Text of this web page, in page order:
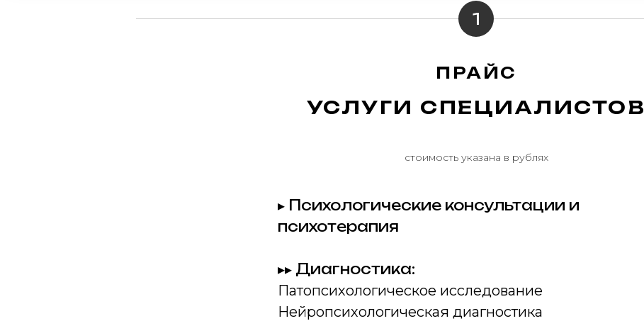
1
ПРАЙС
УСЛУГИ СПЕЦИАЛИСТОВ
стоимость указана в рублях
▸ Психологические консультации и
психотерапия
▸▸ Диагностика:
Патопсихологическое исследование
Нейропсихологическая диагностика